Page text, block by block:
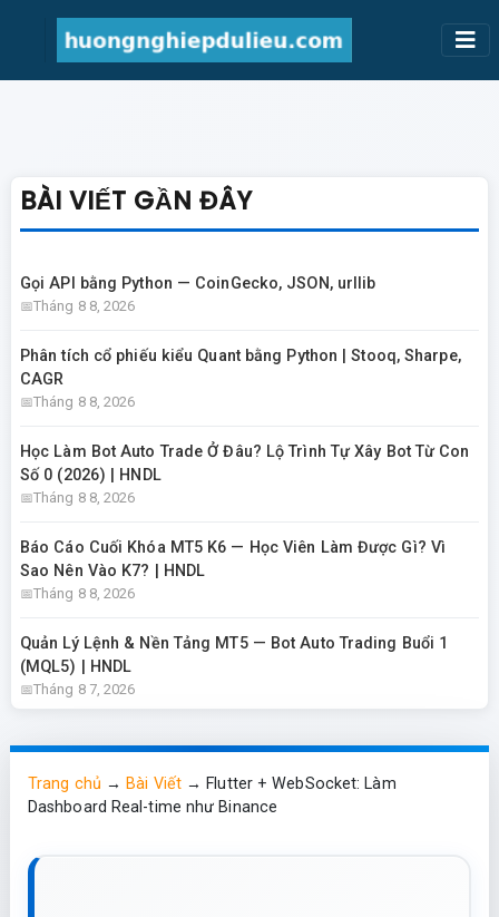
BÀI VIẾT GẦN ĐÂY
Gọi API bằng Python — CoinGecko, JSON, urllib
Tháng 8 8, 2026
Phân tích cổ phiếu kiểu Quant bằng Python | Stooq, Sharpe,
CAGR
Tháng 8 8, 2026
Học Làm Bot Auto Trade Ở Đâu? Lộ Trình Tự Xây Bot Từ Con
Số 0 (2026) | HNDL
Tháng 8 8, 2026
Báo Cáo Cuối Khóa MT5 K6 — Học Viên Làm Được Gì? Vì
Sao Nên Vào K7? | HNDL
Tháng 8 8, 2026
Quản Lý Lệnh & Nền Tảng MT5 — Bot Auto Trading Buổi 1
(MQL5) | HNDL
Tháng 8 7, 2026
Trang chủ →Bài Viết→Flutter + WebSocket: Làm
Dashboard Real-time như Binance